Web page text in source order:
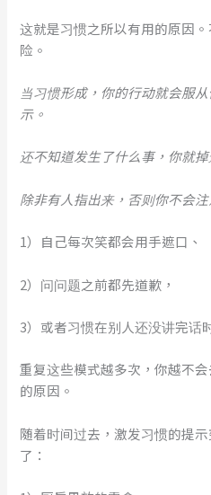
这就是习惯之所以有用的原因
险。
当习惯形成，你的行动就会服
示。
还不知道发生了什么事，你就掉
除非有人指出来，否则你不会注
1）自己每次笑都会用手遮口、
2）问问题之前都先道歉，
3）或者习惯在别人还没讲完话
重复这些模式越多次，你越不
的原因。
随着时间过去，激发习惯的提
了：